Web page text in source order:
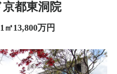
都東洞院
㎡13,800万円